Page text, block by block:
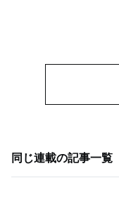
同じ連載の記事一覧